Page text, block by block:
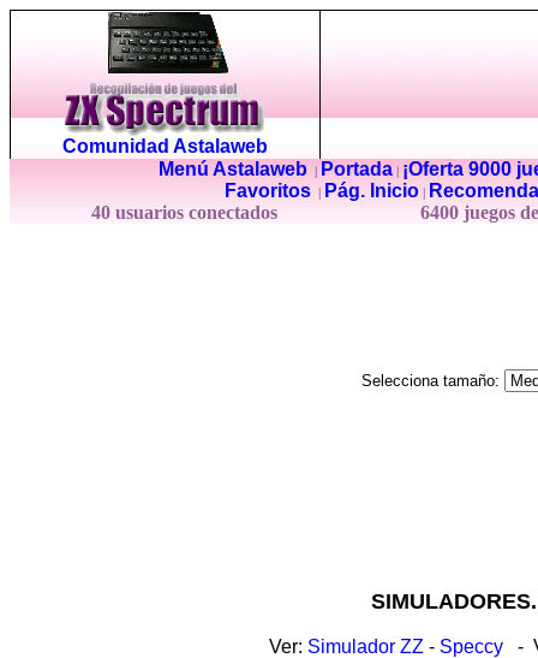
Comunidad Astalaweb
Menú Astalaweb| Portada|
¡Oferta 9000
Favoritos
Pág. Inicio
40 usuarios conectados
6400 juegos
Selecciona tamaño:
Ver: Simulador ZZ - Speccy -